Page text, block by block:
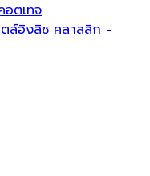
ตเทจ
ตล์อิงลิช คลาสสิก -